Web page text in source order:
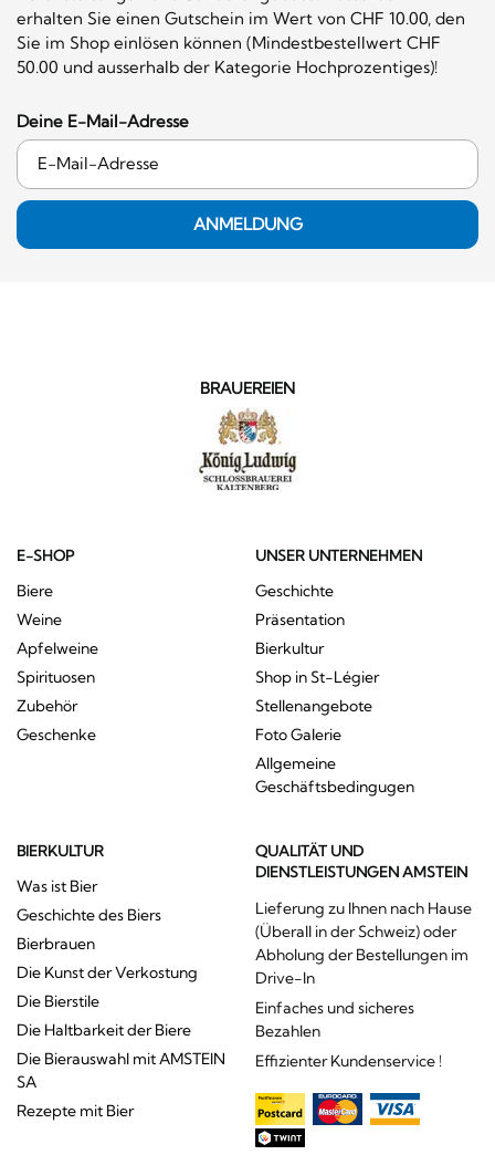
erhalten Sie einen Gutschein im Wert von CHF 10.00, den
Sie im Shop einlösen können (Mindestbestellwert CHF
50.00 und ausserhalb der Kategorie Hochprozentiges)!
Deine E-Mail-Adresse
ANMELDUNG
BRAUEREIEN
E-SHOP
Biere
Weine
Apfelweine
Spirituosen
Zubehör
Geschenke
UNSER UNTERNEHMEN
Geschichte
Präsentation
Bierkultur
Shop in St-Légier
Stellenangebote
Foto Galerie
Allgemeine
Geschäftsbedingugen
BIERKULTUR
Was ist Bier
Geschichte des Biers
Bierbrauen
Die Kunst der Verkostung
Die Bierstile
Die Haltbarkeit der Biere
Die Bierauswahl mit AMSTEIN
SA
Rezepte mit Bier
QUALITÄT UND
DIENSTLEISTUNGEN AMSTEIN
Lieferung zu Ihnen nach Hause
(Überall in der Schweiz) oder
Abholung der Bestellungen im
Drive-In
Einfaches und sicheres
Bezahlen
Effizienter Kundenservice !